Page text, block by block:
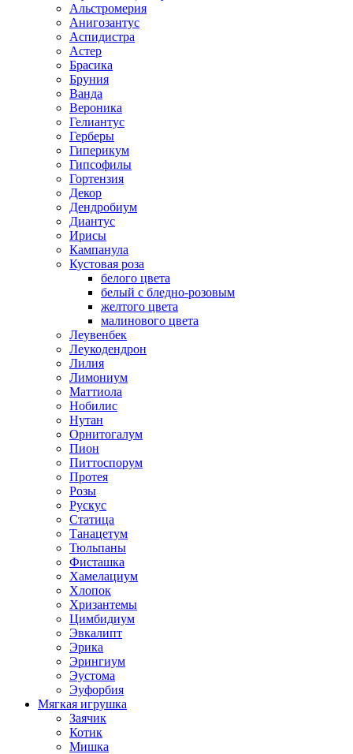
Альстромерия
Анигозантус
Аспидистра
Астер
Брасика
Бруния
Ванда
Вероника
Гелиантус
Герберы
Гиперикум
Гипсофилы
Гортензия
Декор
Дендробиум
Диантус
Ирисы
Кампанула
Кустовая роза
белого цвета
белый с бледно-розовым
желтого цвета
малинового цвета
Леувенбек
Леукодендрон
Лилия
Лимониум
Маттиола
Нобилис
Нутан
Орнитогалум
Пион
Питтоспорум
Протея
Розы
Рускус
Статица
Танацетум
Тюльпаны
Фисташка
Хамелациум
Хлопок
Хризантемы
Цимбидиум
Эвкалипт
Эрика
Эрингиум
Эустома
Эуфорбия
Мягкая игрушка
Заячик
Котик
Мишка